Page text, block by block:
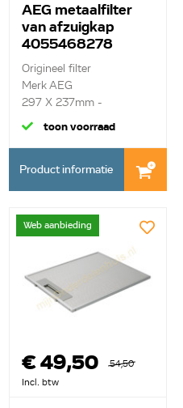
AEG metaalfilter
van afzuigkap
4055468278
Origineel filter
Merk AEG
297 X 237mm -
metaalfilter in ho...
toon voorraad
Product informatie
Web aanbieding
€ 49,50
54,50
Incl. btw